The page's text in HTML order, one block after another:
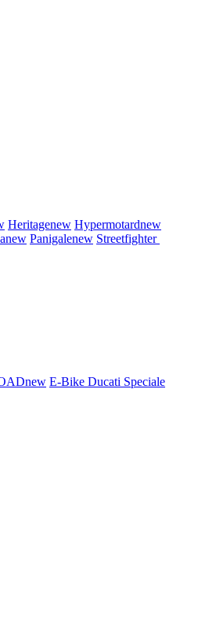
Heritagenew Hypermotardnew
new Panigalenew Streetfighter
new E-Bike Ducati Speciale